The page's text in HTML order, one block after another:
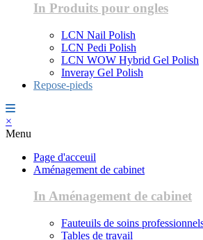
In Produits pour ongles
LCN Nail Polish
LCN Pedi Polish
LCN WOW Hybrid Gel Polish
Inveray Gel Polish
Repose-pieds
×
Menu
Page d'acceuil
Aménagement de cabinet
In Aménagement de cabinet
Fauteuils de soins
Tables de travail